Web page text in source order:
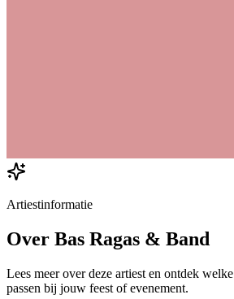
Artiestinformatie
Over Bas Ragas & Band
Lees meer over deze artiest en ontdek
passen bij jouw feest of evenement.